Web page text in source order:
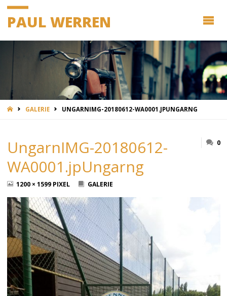
PAUL WERREN
STARTGALERIE UNGARNIMG-20180612-WA0001.JPUNGARNG
UngarnIMG-20180612-
WA0001.jpUngarng
0
ORIGINALGRÖSSE
1200 × 1599 PIXEL GALERIE